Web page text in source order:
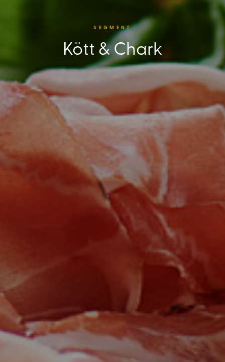
SEGMENT
Kött & Chark